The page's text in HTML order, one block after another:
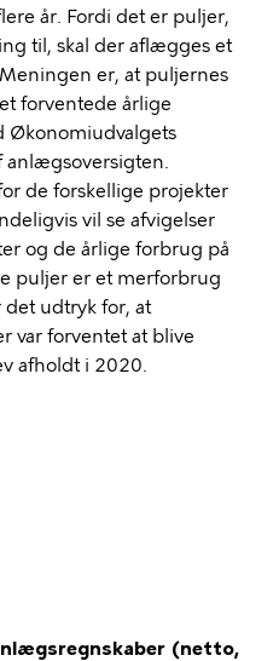
år. Fordi det er puljer,
til, skal der aflægges et
er, at puljernes
forventede årlige
Økonomiudvalgets
anlægsoversigten.
de forskellige projekter
vil se afvigelser
og de årlige forbrug på
puljer er et merforbrug
det udtryk for, at
var forventet at blive
afholdt i 2020.
(netto,